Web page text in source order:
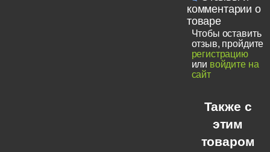
комментарии о
товаре
Чтобы оставить
отзыв, пройдите
регистрацию
или войдите на
сайт
Также с
этим
товаром